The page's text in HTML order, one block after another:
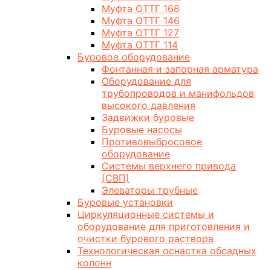
Муфта ОТТГ 168
Муфта ОТТГ 146
Муфта ОТТГ 127
Муфта ОТТГ 114
Буровое оборудование
Фонтанная и запорная арматура
Оборудование для
трубопроводов и манифольдов
высокого давления
Задвижки буровые
Буровые насосы
Противовыбросовое
оборудование
Системы верхнего привода
(СВП)
Элеваторы трубные
Буровые установки
Циркуляционные системы и
оборудование для приготовления и
очистки бурового раствора
Технологическая оснастка обсадных
колонн